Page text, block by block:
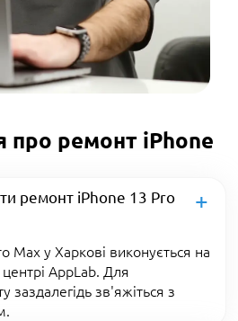
про ремонт iPhone
ремонт iPhone 13 Pro
Max у Харкові виконується на
AppLab. Для
заздалегідь зв'яжіться з